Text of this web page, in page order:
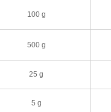
100 g
500 g
25 g
5 g